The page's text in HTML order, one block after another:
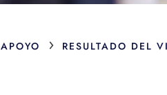
APOYO › RESULTADO DEL